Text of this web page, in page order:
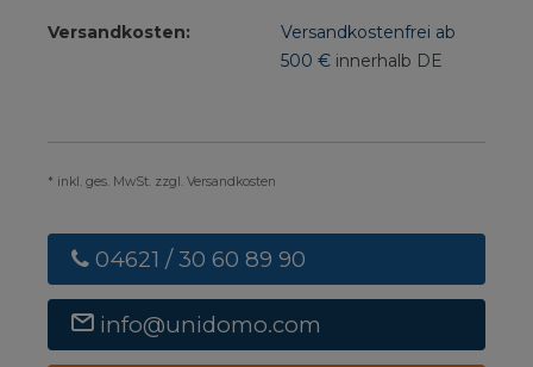
Versandkosten:
Versandkostenfrei ab
500 € innerhalb DE
* inkl. ges. MwSt. zzgl. Versandkosten
04621 / 30 60 89 90
info@unidomo.com